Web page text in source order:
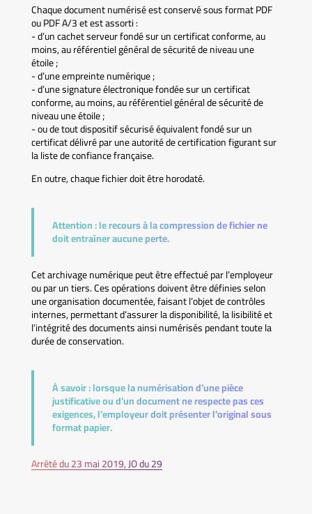
Chaque document numérisé est conservé sous format PDF
ou PDF A/3 et est assorti :
- d’un cachet serveur fondé sur un certificat conforme, au
moins, au référentiel général de sécurité de niveau une
étoile ;
- d’une empreinte numérique ;
- d’une signature électronique fondée sur un certificat
conforme, au moins, au référentiel général de sécurité de
niveau une étoile ;
- ou de tout dispositif sécurisé équivalent fondé sur un
certificat délivré par une autorité de certification figurant sur
la liste de confiance française.
En outre, chaque fichier doit être horodaté.
Attention :le recours à la compression de fichier ne
doit entraîner aucune perte.
Cet archivage numérique peut être effectué par l’employeur
ou par un tiers. Ces opérations doivent être définies selon
une organisation documentée, faisant l’objet de contrôles
internes, permettant d’assurer la disponibilité, la lisibilité et
l’intégrité des documents ainsi numérisés pendant toute la
durée de conservation.
À savoir :lorsque la numérisation d’une pièce
justificative ou d’un document ne respecte pas ces
exigences, l’employeur doit présenter l’original sous
format papier.
Arrêté du 23 mai 2019, JO du 29